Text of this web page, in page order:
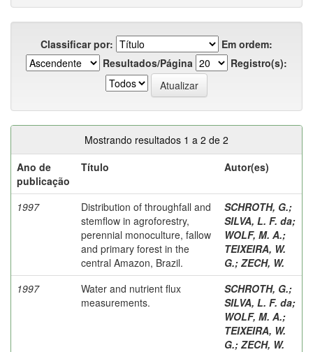
Classificar por:
Em ordem:
Resultados/Página
Registro(s):
Mostrando resultados 1 a 2 de 2
Ano de
publicação
Título Autor(es)
1997
Distribution of throughfall and
stemflow in agroforestry,
perennial monoculture, fallow
and primary forest in the
central Amazon, Brazil.
SCHROTH, G.;
SILVA, L. F. da;
WOLF, M. A.;
TEIXEIRA, W.
G.; ZECH, W.
1997
Water and nutrient flux
measurements.
SCHROTH, G.;
SILVA, L. F. da;
WOLF, M. A.;
TEIXEIRA, W.
G.; ZECH, W.